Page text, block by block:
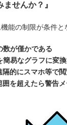
せんか？』
能の制限が条件と
が僅かである
易なグラフに変換
的にスマホ等で閲
を超えたら警告メ